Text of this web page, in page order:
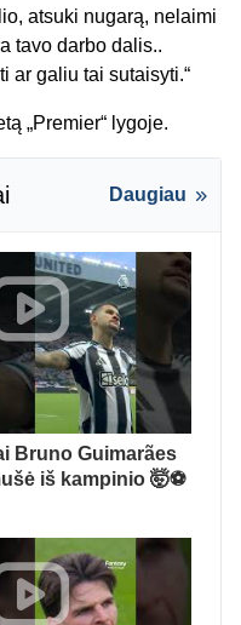
atsuki nugarą, nelaimi
tavo darbo dalis..
ar galiu tai sutaisyti.“
„Premier“ lygoje.
Daugiau
Bruno Guimarães
iš kampinio 🤯⚽️